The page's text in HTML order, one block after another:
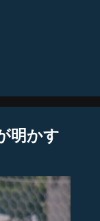
明かす